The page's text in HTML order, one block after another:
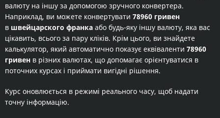
валюту на іншу за допомогою зручного конвертера.
Наприклад, ви можете конвертувати 78960 гривен
в швейцарского франка або будь-яку іншу валюту, яка вас
цікавить, всього за пару кліків. Крім цього, ви знайдете
калькулятор, який автоматично показує еквіваленти 78960
гривен в різних валютах, що допомагає орієнтуватися в
поточних курсах і приймати вигідні рішення.
Курс оновлюється в режимі реального часу, щоб надати
точну інформацію.